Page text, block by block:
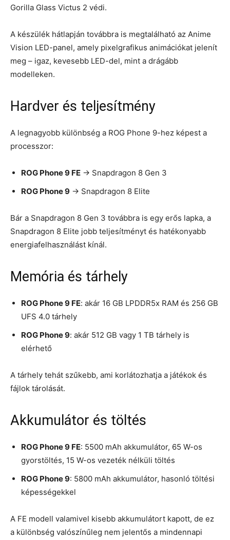
Gorilla Glass Victus 2 védi.
A készülék hátlapján továbbra is megtalálható az Anime
Vision LED-panel, amely pixelgrafikus animációkat jelenít
meg – igaz, kevesebb LED-del, mint a drágább
modelleken.
Hardver és teljesítmény
A legnagyobb különbség a ROG Phone 9-hez képest a
processzor:
ROG Phone 9 FE → Snapdragon 8 Gen 3
ROG Phone 9 → Snapdragon 8 Elite
Bár a Snapdragon 8 Gen 3 továbbra is egy erős lapka, a
Snapdragon 8 Elite jobb teljesítményt és hatékonyabb
energiafelhasználást kínál.
Memória és tárhely
ROG Phone 9 FE: akár 16 GB LPDDR5x RAM és 256 GB
UFS 4.0 tárhely
ROG Phone 9: akár 512 GB vagy 1 TB tárhely is
elérhető
A tárhely tehát szűkebb, ami korlátozhatja a játékok és
fájlok tárolását.
Akkumulátor és töltés
ROG Phone 9 FE: 5500 mAh akkumulátor, 65 W-os
gyorstöltés, 15 W-os vezeték nélküli töltés
ROG Phone 9: 5800 mAh akkumulátor, hasonló töltési
képességekkel
A FE modell valamivel kisebb akkumulátort kapott, de ez
a különbség valószínűleg nem jelentős a mindennapi